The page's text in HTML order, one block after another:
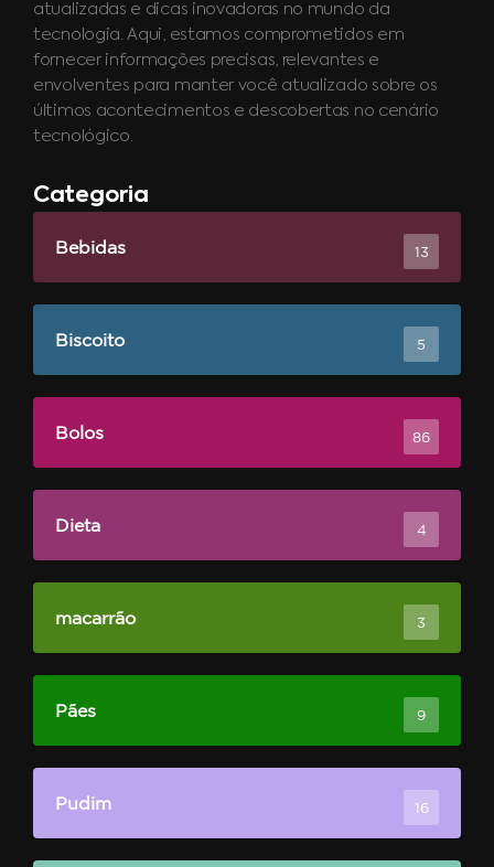
atualizadas e dicas inovadoras no mundo da
tecnologia. Aqui, estamos comprometidos em
fornecer informações precisas, relevantes e
envolventes para manter você atualizado sobre os
últimos acontecimentos e descobertas no cenário
tecnológico.
Categoria
Bebidas 13
Biscoito 5
Bolos 86
Dieta 4
macarrão 3
Pães 9
Pudim 16